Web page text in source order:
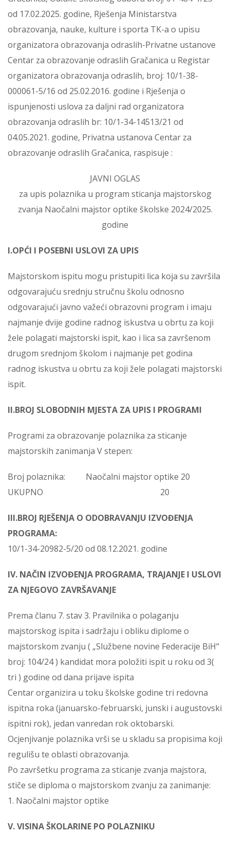
od 17.02.2025. godine, Rješenja Ministarstva
obrazovanja, nauke, kulture i sporta TK-a o upisu
organizatora obrazovanja odraslih-Privatne ustanove
Centar za obrazovanje odraslih Gračanica u Registar
organizatora obrazovanja odraslih, broj: 10/1-38-
000061-5/16 od 25.02.2016. godine i Rješenja o
ispunjenosti uslova za daljni rad organizatora
obrazovanja odraslih br: 10/1-34-14513/21 od
04.05.2021. godine, Privatna ustanova Centar za
obrazovanje odraslih Gračanica, raspisuje :
JAVNI OGLAS
za upis polaznika u program sticanja majstorskog
zvanja Naočalni majstor optike školske 2024/2025.
godine
I.OPĆI I POSEBNI USLOVI ZA UPIS
Majstorskom ispitu mogu pristupiti lica koja su završila
odgovarajuću srednju stručnu školu odnosno
odgovarajući javno važeći obrazovni program i imaju
najmanje dvije godine radnog iskustva u obrtu za koji
žele polagati majstorski ispit, kao i lica sa završenom
drugom srednjom školom i najmanje pet godina
radnog iskustva u obrtu za koji žele polagati majstorski
ispit.
II.BROJ SLOBODNIH MJESTA ZA UPIS I PROGRAMI
Programi za obrazovanje polaznika za sticanje
majstorskih zanimanja V stepen:
Broj polaznika: Naočalni majstor optike 20
UKUPNO 20
III.BROJ RJEŠENJA O ODOBRAVANJU IZVOĐENJA
PROGRAMA:
10/1-34-20982-5/20 od 08.12.2021. godine
IV. NAČIN IZVOĐENJA PROGRAMA, TRAJANJE I USLOVI
ZA NJEGOVO ZAVRŠAVANJE
Prema članu 7. stav 3. Pravilnika o polaganju
majstorskog ispita i sadržaju i obliku diplome o
majstorskom zvanju ( „Službene novine Federacije BiH“
broj: 104/24 ) kandidat mora položiti ispit u roku od 3(
tri ) godine od dana prijave ispita
Centar organizira u toku školske godine tri redovna
ispitna roka (januarsko-februarski, junski i augustovski
ispitni rok), jedan vanredan rok oktobarski.
Ocjenjivanje polaznika vrši se u skladu sa propisima koji
regulišu te oblasti obrazovanja.
Po završetku programa za sticanje zvanja majstora,
stiče se diploma o majstorskom zvanju za zanimanje:
1. Naočalni majstor optike
V. VISINA ŠKOLARINE PO POLAZNIKU